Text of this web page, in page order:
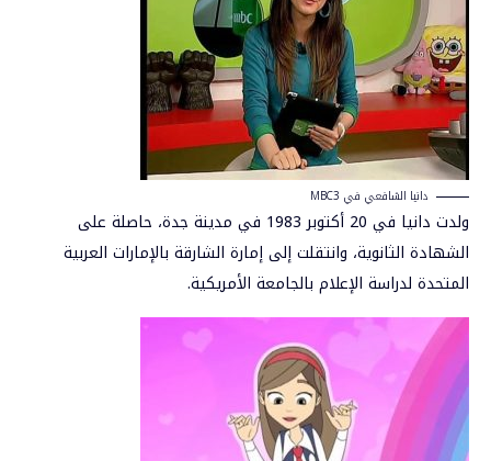
دانيا الشافعي في MBC3
ولدت دانيا في 20 أكتوبر 1983 في مدينة جدة، حاصلة على
الشهادة الثانوية، وانتقلت إلى إمارة الشارقة بالإمارات العربية
المتحدة لدراسة الإعلام بالجامعة الأمريكية.